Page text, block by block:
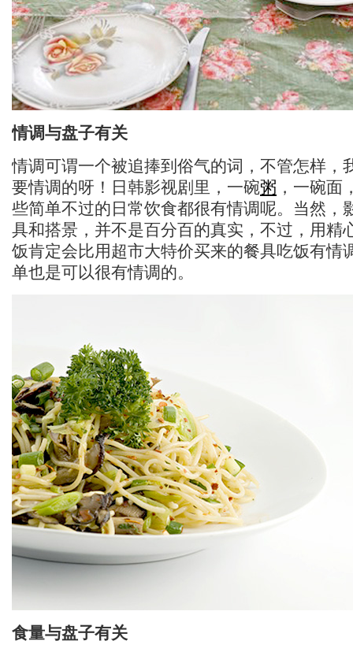
情调与盘子有关
情调可谓一个被追捧到俗气的词，不管怎样，
要情调的呀！日韩影视剧里，一碗粥 ，一碗面
些简单不过的日常饮食都很有情调呢。当然，
具和搭景，并不是百分百的真实，不过，用精
饭肯定会比用超市大特价买来的餐具吃饭有情
单也是可以很有情调的。
食量与盘子有关